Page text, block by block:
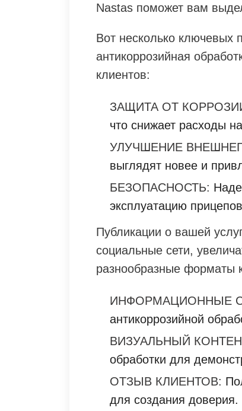
Nastas поможет вам
Вот несколько ключевых
антикоррозийная
клиентов:
ЗАЩИТА ОТ
что снижает расходы
УЛУЧШЕНИЕ
выглядят новее и
БЕЗОПАСНОСТЬ:
эксплуатацию
Публикации о вашей
социальные сети,
разнообразные форматы
ИНФОРМАЦИОННЫЕ
антикоррозийной
ВИЗУАЛЬНЫЙ
обработки для
ОТЗЫВ КЛИЕНТОВ:
для создания доверия.